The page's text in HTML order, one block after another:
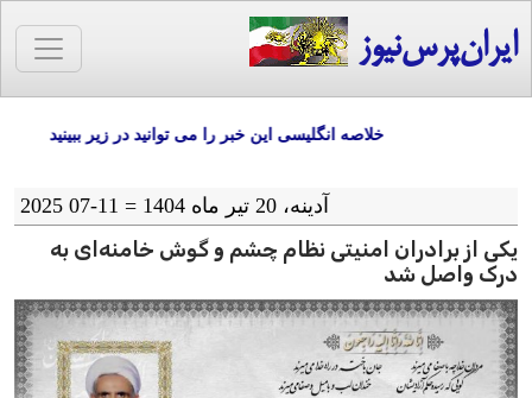
ایران‌پرس‌نیوز
خلاصه انگلیسی این خبر را می توانید در زیر ببینید
آدينه، 20 تیر ماه 1404 = 11-07 2025
یکی از برادران امنیتی نظام چشم و گوش خامنه‌ای به
درک واصل شد